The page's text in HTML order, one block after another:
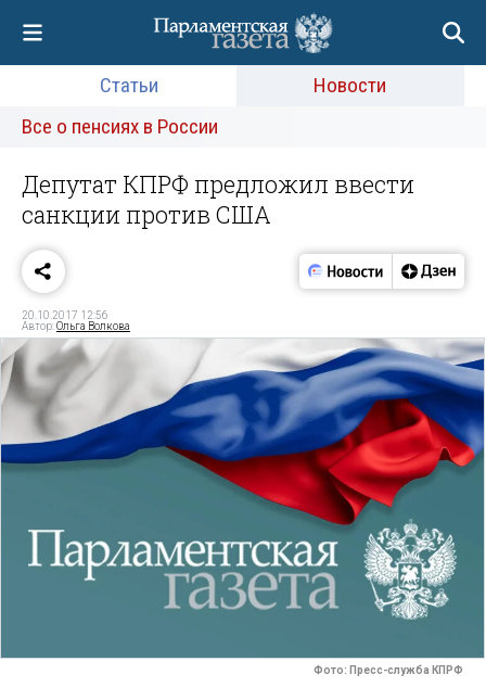
Статьи
Новости
Все о пенсиях в России
Депутат КПРФ предложил ввести
санкции против США
20.10.2017 12:56
Автор:Ольга Волкова
Фото: Пресс-служба КПРФ